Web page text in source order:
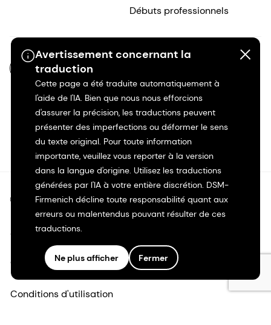
Avertissement concernant la
traduction
Cette page a été traduite automatiquement à
l'aide de l'IA. Bien que nous nous efforcions
d'assurer la précision, les traductions peuvent
présenter des imperfections ou déformer le sens
du texte original. Pour toute information
importante, veuillez vous reporter à la version
dans la langue d'origine. Utilisez les traductions
générées par l'IA à votre entière discrétion. DSM-
Firmenich décline toute responsabilité quant aux
erreurs ou malentendus pouvant résulter de ces
traductions.
Ne plus afficher Fermer
Débuts professionnels
FR-FR
©2026 dsm-firmenich. Tous droits réservés.
Avis de confidentialité
Conditions d'utilisation
Conditions d'utilisation